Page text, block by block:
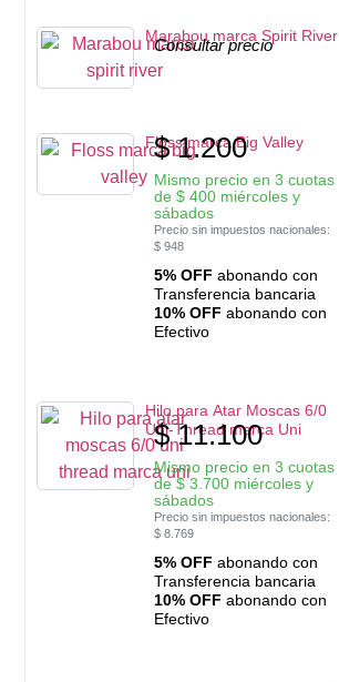
Marabou marca Spirit River
Consultar precio
Floss marca Big Valley
$1.200
Mismo precio en 3 cuotas
de$ 400 miércoles y
sábados
Precio sin impuestos nacionales:
$ 948
5% OFF abonando con
Transferencia bancaria
10% OFF abonando con
Efectivo
Hilo para Atar Moscas 6/0
Uni-Thread marca Uni
$11.100
Mismo precio en 3 cuotas
de$3.700 miércoles y
sábados
Precio sin impuestos nacionales:
$ 8.769
5% OFF abonando con
Transferencia bancaria
10% OFF abonando con
Efectivo